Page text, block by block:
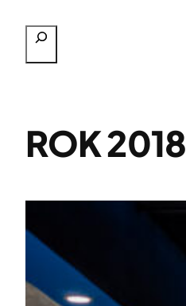
treści
Szukaj
ROK 2018